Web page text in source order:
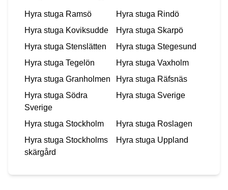
Hyra stuga Ramsö Hyra stuga Rindö
Hyra stuga Koviksudde Hyra stuga Skarpö
Hyra stuga Stenslätten Hyra stuga Stegesund
Hyra stuga Tegelön Hyra stuga Vaxholm
Hyra stuga Granholmen Hyra stuga Räfsnäs
Hyra stuga Södra
Sverige
Hyra stuga Sverige
Hyra stuga Stockholm Hyra stuga Roslagen
Hyra stuga Stockholms
skärgård
Hyra stuga Uppland